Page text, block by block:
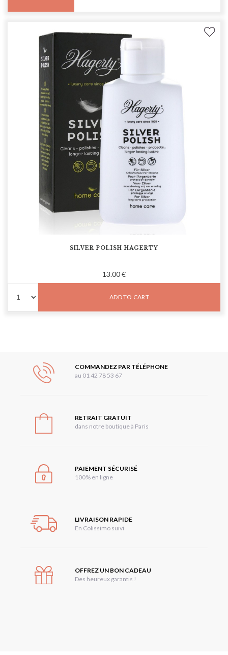
SILVER POLISH HAGERTY
13.00 €
ADD TO CART
COMMANDEZ PAR TÉLÉPHONE
au 01 42 78 53 67
RETRAIT GRATUIT
dans notre boutique à Paris
PAIEMENT SÉCURISÉ
100% en ligne
LIVRAISON RAPIDE
En Colissimo suivi
OFFREZ UN BON CADEAU
Des heureux garantis !